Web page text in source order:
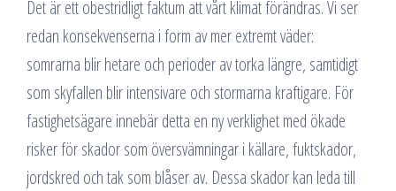
Det är ett obestridligt faktum att vårt klimat förändras. Vi ser
redan konsekvenserna i form av mer extremt väder:
somrarna blir hetare och perioder av torka längre, samtidigt
som skyfallen blir intensivare och stormarna kraftigare. För
fastighetsägare innebär detta en ny verklighet med ökade
risker för skador som översvämningar i källare, fuktskador,
jordskred och tak som blåser av. Dessa skador kan leda till